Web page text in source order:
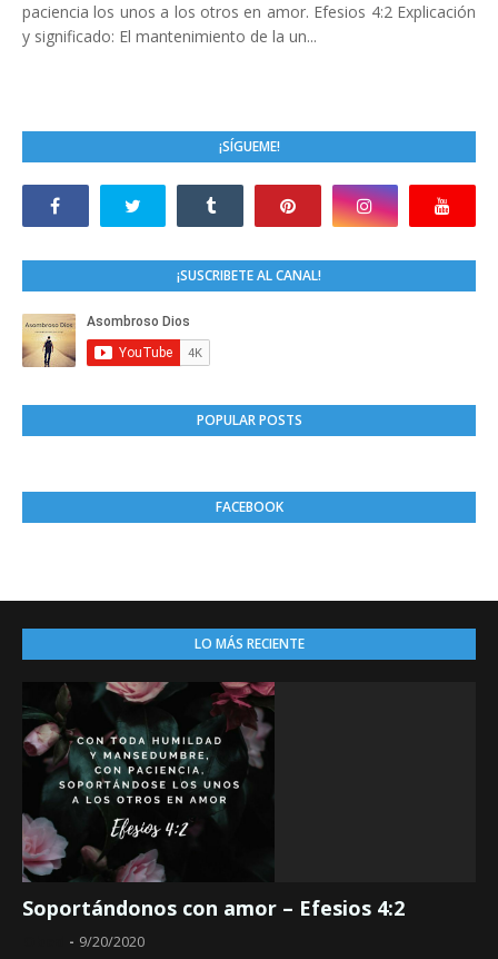
paciencia los unos a los otros en amor. Efesios 4:2 Explicación
y significado: El mantenimiento de la un...
¡SÍGUEME!
¡SUSCRIBETE AL CANAL!
POPULAR POSTS
FACEBOOK
LO MÁS RECIENTE
Soportándonos con amor – Efesios 4:2
9/20/2020